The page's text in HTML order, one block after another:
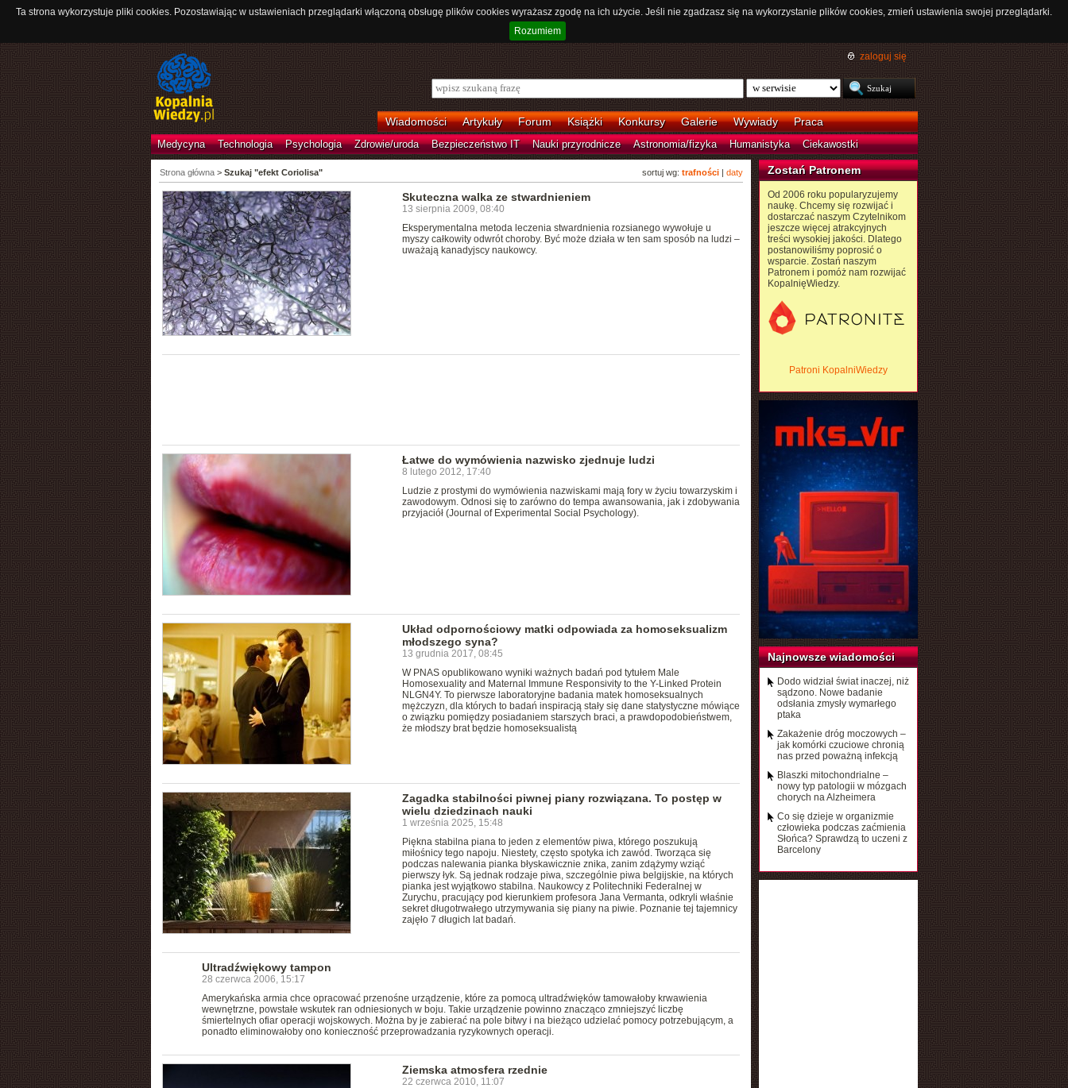
Ta strona wykorzystuje pliki cookies. Pozostawiając w ustawieniach przeglądarki włączoną obsługę plików cookies wyrażasz zgodę na ich użycie. Jeśli nie zgadzasz się na wykorzystanie plików cookies, zmień ustawienia swojej przeglądarki.
Rozumiem
zaloguj się
Wiadomości Artykuły Forum Książki Konkursy Galerie Wywiady Praca
Medycyna Technologia Psychologia Zdrowie/uroda Bezpieczeństwo IT Nauki przyrodnicze Astronomia/fizyka Humanistyka Ciekawostki
sortuj wg: trafności| daty
Strona główna> Szukaj "efekt Coriolisa"
Skuteczna walka ze stwardnieniem
13 sierpnia 2009, 08:40
Eksperymentalna metoda leczenia stwardnienia rozsianego wywołuje u
myszy całkowity odwrót choroby. Być może działa w ten sam sposób na ludzi –
uważają kanadyjscy naukowcy.
Łatwe do wymówienia nazwisko zjednuje ludzi
8 lutego 2012, 17:40
Ludzie z prostymi do wymówienia nazwiskami mają fory w życiu towarzyskim i
zawodowym. Odnosi się to zarówno do tempa awansowania, jak i zdobywania
przyjaciół (Journal of Experimental Social Psychology).
Układ odpornościowy matki odpowiada za homoseksualizm
młodszego syna?
13 grudnia 2017, 08:45
W PNAS opublikowano wyniki ważnych badań pod tytułem Male
Homosexuality and Maternal Immune Responsivity to the Y-Linked Protein
NLGN4Y. To pierwsze laboratoryjne badania matek homoseksualnych
mężczyzn, dla których to badań inspiracją stały się dane statystyczne mówiące
o związku pomiędzy posiadaniem starszych braci, a prawdopodobieństwem,
że młodszy brat będzie homoseksualistą
Zagadka stabilności piwnej piany rozwiązana. To postęp w
wielu dziedzinach nauki
1 września 2025, 15:48
Piękna stabilna piana to jeden z elementów piwa, którego poszukują
miłośnicy tego napoju. Niestety, często spotyka ich zawód. Tworząca się
podczas nalewania pianka błyskawicznie znika, zanim zdążymy wziąć
pierwszy łyk. Są jednak rodzaje piwa, szczególnie piwa belgijskie, na których
pianka jest wyjątkowo stabilna. Naukowcy z Politechniki Federalnej w
Zurychu, pracujący pod kierunkiem profesora Jana Vermanta, odkryli właśnie
sekret długotrwałego utrzymywania się piany na piwie. Poznanie tej tajemnicy
zajęło 7 długich lat badań.
Ultradźwiękowy tampon
28 czerwca 2006, 15:17
Amerykańska armia chce opracować przenośne urządzenie, które za pomocą ultradźwięków tamowałoby krwawienia
wewnętrzne, powstałe wskutek ran odniesionych w boju. Takie urządzenie powinno znacząco zmniejszyć liczbę
śmiertelnych ofiar operacji wojskowych. Można by je zabierać na pole bitwy i na bieżąco udzielać pomocy potrzebującym, a
ponadto eliminowałoby ono konieczność przeprowadzania ryzykownych operacji.
Ziemska atmosfera rzednie
22 czerwca 2010, 11:07
Zostań Patronem
Od 2006 roku popularyzujemy
naukę. Chcemy się rozwijać i
dostarczać naszym Czytelnikom
jeszcze więcej atrakcyjnych
treści wysokiej jakości. Dlatego
postanowiliśmy poprosić o
wsparcie. Zostań naszym
Patronem i pomóż nam rozwijać
KopalnięWiedzy.
Patroni KopalniWiedzy
Najnowsze wiadomości
Dodo widział świat inaczej, niż
sądzono. Nowe badanie
odsłania zmysły wymarłego
ptaka
Zakażenie dróg moczowych –
jak komórki czuciowe chronią
nas przed poważną infekcją
Blaszki mitochondrialne –
nowy typ patologii w mózgach
chorych na Alzheimera
Co się dzieje w organizmie
człowieka podczas zaćmienia
Słońca? Sprawdzą to uczeni z
Barcelony